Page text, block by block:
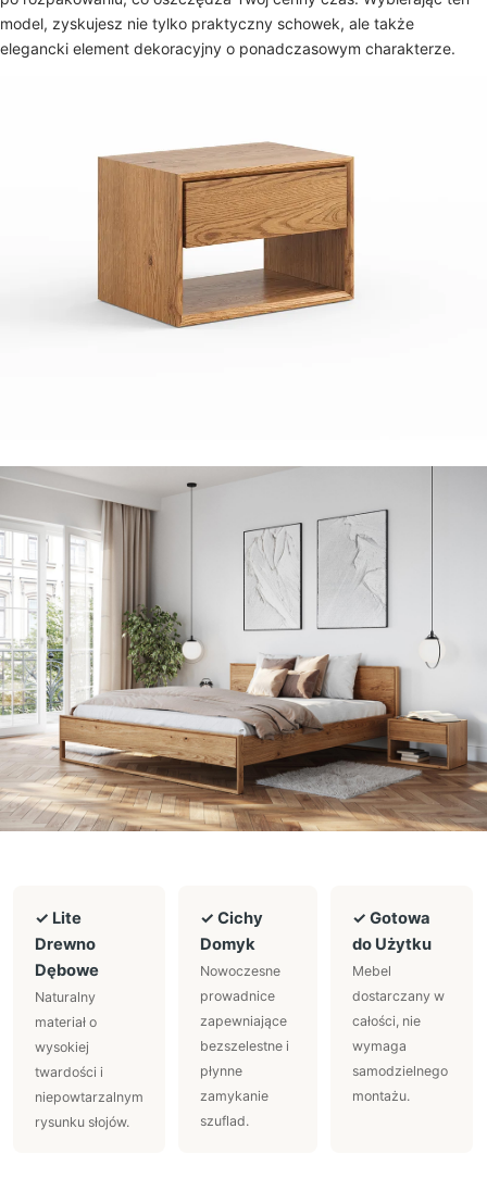
model, zyskujesz nie tylko praktyczny schowek, ale także
elegancki element dekoracyjny o ponadczasowym charakterze.
✓ Lite
Drewno
Dębowe
Naturalny
materiał o
wysokiej
twardości i
niepowtarzalnym
rysunku słojów.
✓ Cichy
Domyk
Nowoczesne
prowadnice
zapewniające
bezszelestne i
płynne
zamykanie
szuflad.
✓ Gotowa
do Użytku
Mebel
dostarczany w
całości, nie
wymaga
samodzielnego
montażu.